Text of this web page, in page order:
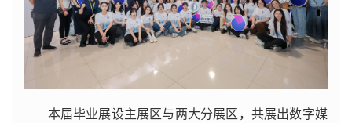
本届毕业展设主展区与两大分展区，共展出数字媒